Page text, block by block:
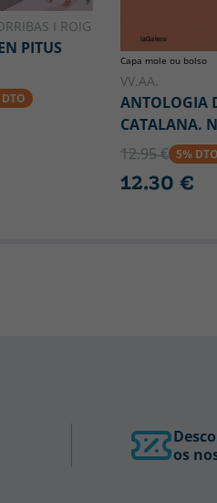
I ROIG
PITUS
Capa mole ou bolso
VV.AA.
ANTOLOGIA
CATALANA.
12.95 € 5% DTO
12.30 €
os